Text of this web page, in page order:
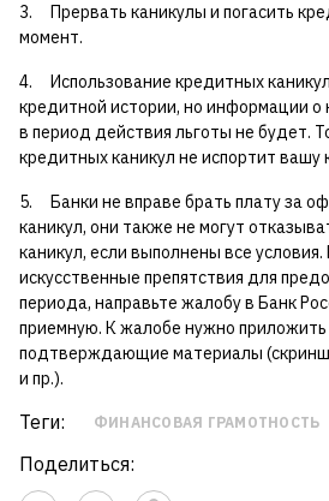
3. Прервать каникулы и погасить
момент.
4. Использование кредитных
кредитной истории, но информации о
в период действия льготы не будет.
кредитных каникул не испортит
5. Банки не вправе брать плату за
каникул, они также не могут
каникул, если выполнены все
искусственные препятствия для
периода, направьте жалобу в Банк
приемную. К жалобе нужно
подтверждающие материалы
и пр.).
Теги: ФИНАНСОВАЯ ГРАМОТНОСТЬ
Поделиться: